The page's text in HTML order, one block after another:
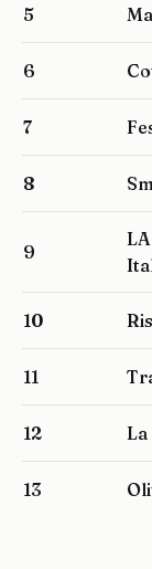
5
6
7
8
9
10
11
12
13